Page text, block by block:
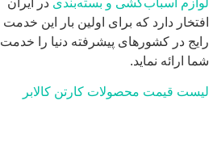
افتخار دارد که برای اولین بار این خدمت
رایج در کشورهای پیشرفته دنیا را خدمت
شما ارائه نماید.
لیست قیمت محصولات کارتن کالابر